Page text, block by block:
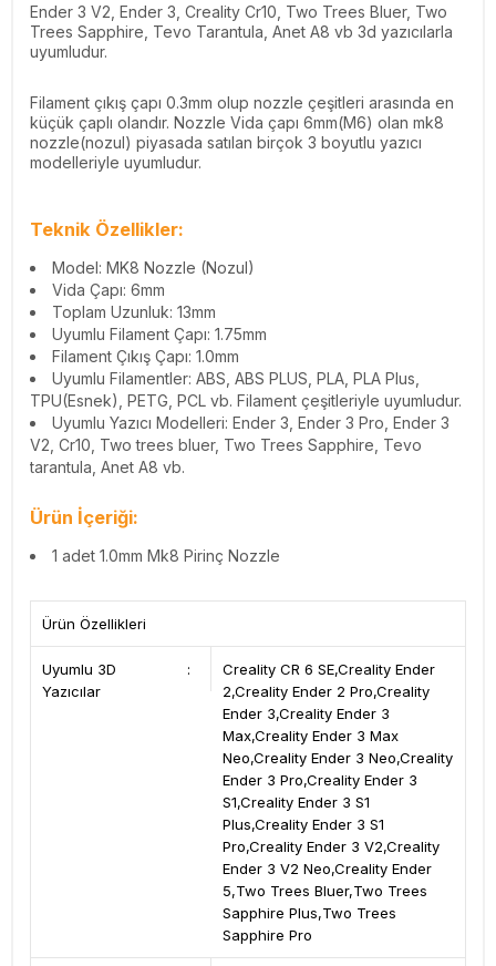
Ender 3 V2, Ender 3, Creality Cr10, Two Trees Bluer, Two
Trees Sapphire, Tevo Tarantula, Anet A8 vb 3d yazıcılarla
uyumludur.
Filament çıkış çapı 0.3mm olup nozzle çeşitleri arasında en
küçük çaplı olandır. Nozzle Vida çapı 6mm(M6) olan mk8
nozzle(nozul) piyasada satılan birçok 3 boyutlu yazıcı
modelleriyle uyumludur.
Teknik Özellikler:
Model: MK8 Nozzle (Nozul)
Vida Çapı: 6mm
Toplam Uzunluk: 13mm
Uyumlu Filament Çapı: 1.75mm
Filament Çıkış Çapı: 1.0mm
Uyumlu Filamentler: ABS, ABS PLUS, PLA, PLA Plus,
TPU(Esnek), PETG, PCL vb. Filament çeşitleriyle uyumludur.
Uyumlu Yazıcı Modelleri: Ender 3, Ender 3 Pro, Ender 3
V2, Cr10, Two trees bluer, Two Trees Sapphire, Tevo
tarantula, Anet A8 vb.
Ürün İçeriği:
1 adet 1.0mm Mk8 Pirinç Nozzle
Ürün Özellikleri
Uyumlu 3D
Yazıcılar
:
Creality CR 6 SE,Creality Ender
2,Creality Ender 2 Pro,Creality
Ender 3,Creality Ender 3
Max,Creality Ender 3 Max
Neo,Creality Ender 3 Neo,Creality
Ender 3 Pro,Creality Ender 3
S1,Creality Ender 3 S1
Plus,Creality Ender 3 S1
Pro,Creality Ender 3 V2,Creality
Ender 3 V2 Neo,Creality Ender
5,Two Trees Bluer,Two Trees
Sapphire Plus,Two Trees
Sapphire Pro